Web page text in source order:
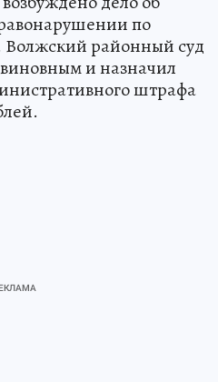
по
Волжский районный суд
и назначил
штрафа